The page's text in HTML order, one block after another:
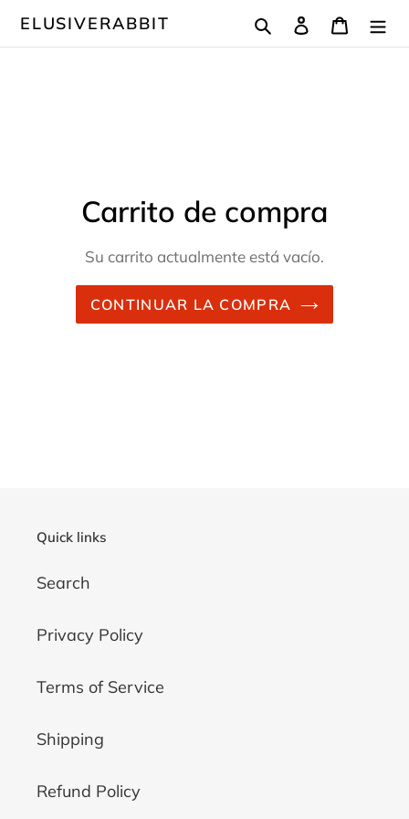
directamente
ELUSIVERABBIT Buscar IngresarCarrito
Carrito de compra
Su carrito actualmente está vacío.
CONTINUAR LA COMPRA
Quick links
Search
Privacy Policy
Terms of Service
Shipping
Refund Policy